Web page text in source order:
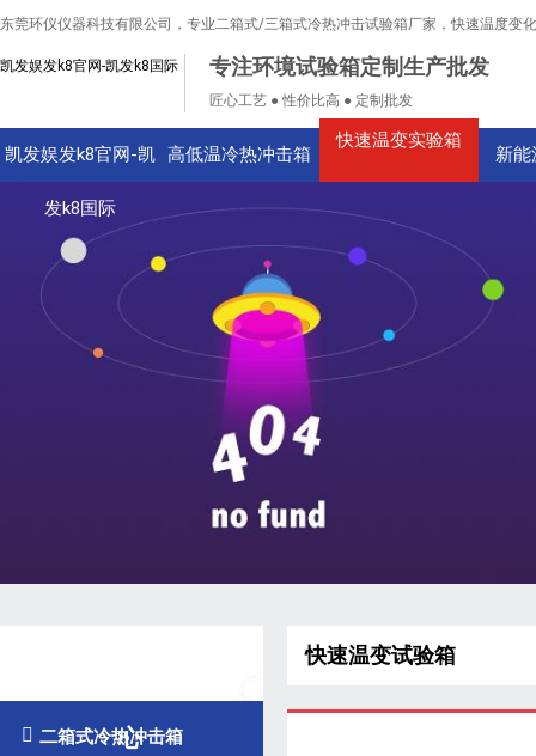
东莞环仪仪器科技有限公司，专业二箱式/三箱式冷热冲击试验箱厂家，快速温度变
凯发娱发k8官网-凯发k8国际 专注环境试验箱定制生产批发
匠心工艺 ● 性价比高 ● 定制批发
凯发娱发k8官网-凯
发k8国际
高低温冷热冲击箱
快速温变实验箱
新
心
 二箱式冷热冲击箱
快速温变试验箱